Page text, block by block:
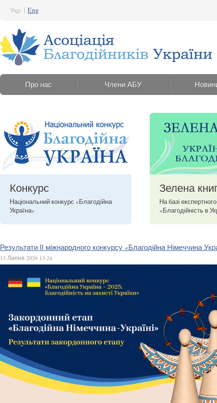
Укр | Eng
Про нас Члени АБУ
Конкурс
Національний конкурс «Благодійна
Україна»
Зелена
На базі
«Благодійність в
Результати ІІ міжнародного конкурсу «Благодійна Німеччина
13 Липня 2026 13:24